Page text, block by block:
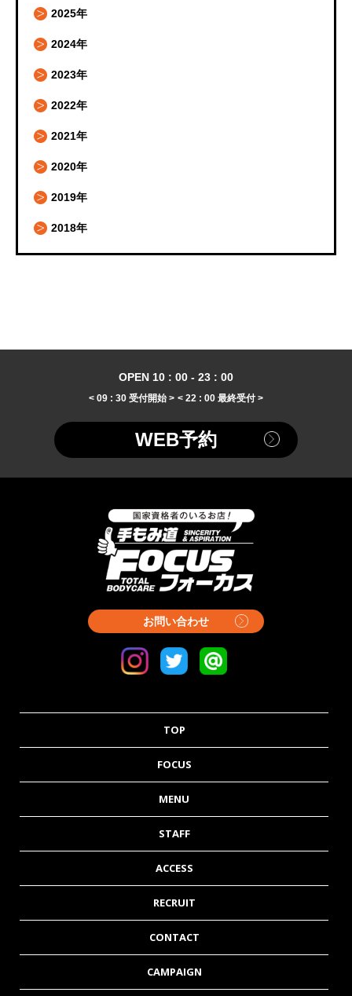
2025年
2024年
2023年
2022年
2021年
2020年
2019年
2018年
OPEN 10 : 00 - 23 : 00
< 09 : 30 受付開始 > < 22 : 00 最終受付 >
WEB予約
お問い合わせ
TOP
FOCUS
MENU
STAFF
ACCESS
RECRUIT
CONTACT
CAMPAIGN